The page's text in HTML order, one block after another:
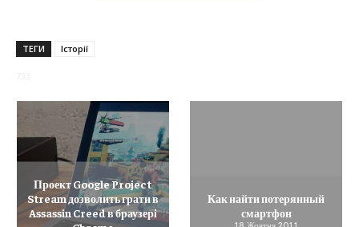
ТЕГИ Історії
Проект Google Project
Stream дозволить грати в
Assassin Creed в браузері
Как найти потерянный
смартфон